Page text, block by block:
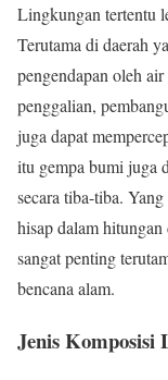
Lingkungan tertentu
Terutama di daerah
pengendapan oleh
penggalian,
juga dapat
itu gempa bumi juga
secara tiba-tiba.
hisap dalam
sangat penting
bencana alam.
Jenis